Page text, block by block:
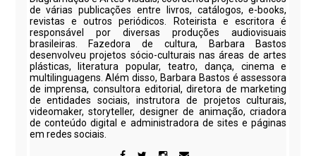
de várias publicações entre livros, catálogos, e-books,
revistas e outros periódicos. Roteirista e escritora é
responsável por diversas produções audiovisuais
brasileiras. Fazedora de cultura, Barbara Bastos
desenvolveu projetos sócio-culturais nas áreas de artes
plásticas, literatura popular, teatro, dança, cinema e
multilinguagens. Além disso, Barbara Bastos é assessora
de imprensa, consultora editorial, diretora de marketing
de entidades sociais, instrutora de projetos culturais,
videomaker, storyteller, designer de animação, criadora
de conteúdo digital e administradora de sites e páginas
em redes sociais.